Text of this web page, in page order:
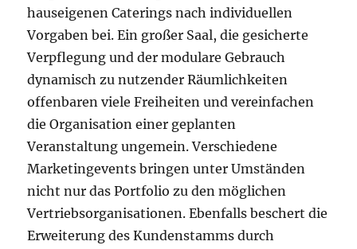
hauseigenen Caterings nach individuellen
Vorgaben bei. Ein großer Saal, die gesicherte
Verpflegung und der modulare Gebrauch
dynamisch zu nutzender Räumlichkeiten
offenbaren viele Freiheiten und vereinfachen
die Organisation einer geplanten
Veranstaltung ungemein. Verschiedene
Marketingevents bringen unter Umständen
nicht nur das Portfolio zu den möglichen
Vertriebsorganisationen. Ebenfalls beschert die
Erweiterung des Kundenstamms durch